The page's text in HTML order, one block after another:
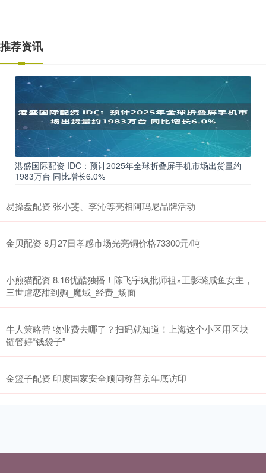
推荐资讯
港盛国际配资 IDC：预计2025年全球折叠屏手机市场出货量约
1983万台 同比增长6.0%
易操盘配资 张小斐、李沁等亮相阿玛尼品牌活动
金贝配资 8月27日孝感市场光亮铜价格73300元/吨
小煎猫配资 8.16优酷独播！陈飞宇疯批师祖×王影璐咸鱼女主，
三世虐恋甜到齁_魔域_经费_场面
牛人策略营 物业费去哪了？扫码就知道！上海这个小区用区块
链管好“钱袋子”
金篮子配资 印度国家安全顾问称普京年底访印